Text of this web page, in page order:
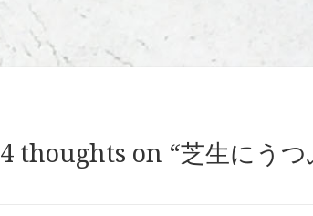
4 thoughts on “芝生にうつ